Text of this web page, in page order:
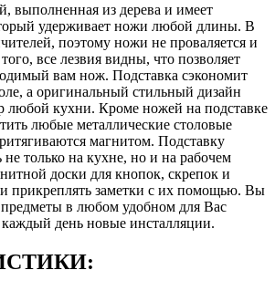
выполненная из дерева и имеет
удерживает ножи любой длины. В
поэтому ножи не проваляется и
все лезвия видны, что позволяет
вам нож. Подставка сэкономит
а оригинальный стильный дизайн
любой кухни. Кроме ножей на подставке
любые металлические столовые
магнитом. Подставку
только на кухне, но и на рабочем
доски для кнопок, скрепок и
прикреплять заметки с их помощью. Вы
предметы в любом удобном для Вас
каждый день новые инсталляции.